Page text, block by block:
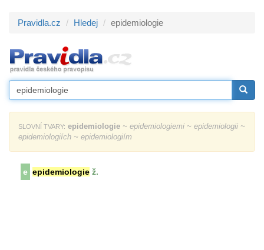
Pravidla.cz Hledej epidemiologie
SLOVNÍ TVARY: epidemiologie ~ epidemiologiemi ~ epidemiologii ~
epidemiologiích ~ epidemiologiím
e epidemiologie ž.